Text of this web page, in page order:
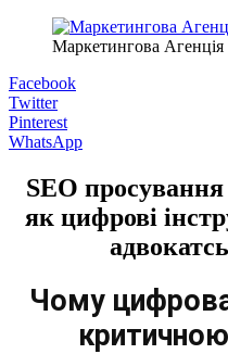
Маркетингова Агенція
Facebook
Twitter
Pinterest
WhatsApp
SEO
як цифрові
Чому цифрова